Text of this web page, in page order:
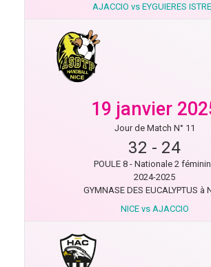
AJACCIO vs EYGUIERES
19 janvier
Jour de Match N° 11
32 - 24
POULE 8 - Nationale 2
2024-2025
GYMNASE DES EUCALYPTUS à
NICE vs AJACCIO